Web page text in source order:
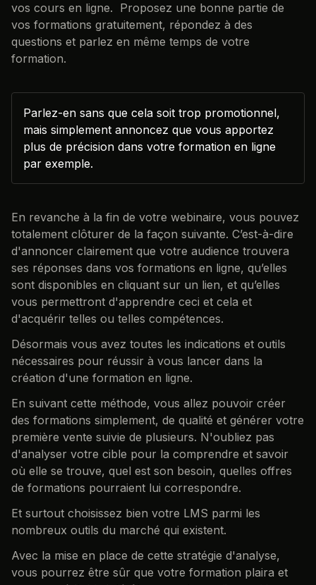
vos cours en ligne. Proposez une bonne partie de
vos formations gratuitement, répondez à des
questions et parlez en même temps de votre
formation.
Parlez-en sans que cela soit trop promotionnel,
mais simplement annoncez que vous apportez
plus de précision dans votre formation en ligne
par exemple.
En revanche à la fin de votre webinaire, vous pouvez
totalement clôturer de la façon suivante. C’est-à-dire
d'annoncer clairement que votre audience trouvera
ses réponses dans vos formations en ligne, qu’elles
sont disponibles en cliquant sur un lien, et qu’elles
vous permettront d'apprendre ceci et cela et
d'acquérir telles ou telles compétences.
Désormais vous avez toutes les indications et outils
nécessaires pour réussir à vous lancer dans la
création d'une formation en ligne.
En suivant cette méthode, vous allez pouvoir créer
des formations simplement, de qualité et générer votre
première vente suivie de plusieurs. N'oubliez pas
d'analyser votre cible pour la comprendre et savoir
où elle se trouve, quel est son besoin, quelles offres
de formations pourraient lui correspondre.
Et surtout choisissez bien votre LMS parmi les
nombreux outils du marché qui existent.
Avec la mise en place de cette stratégie d'analyse,
vous pourrez être sûr que votre formation plaira et